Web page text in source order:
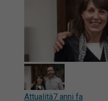
Attualità7 anni fa